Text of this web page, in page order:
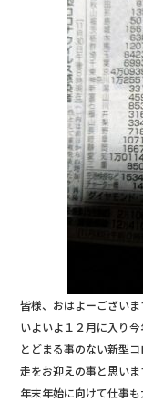
o
o
k
皆様、おはよーございま
いよいよ１２月に入り今
とどまる事のない新型
走をお迎えの事と思いま
年末年始に向けて仕事